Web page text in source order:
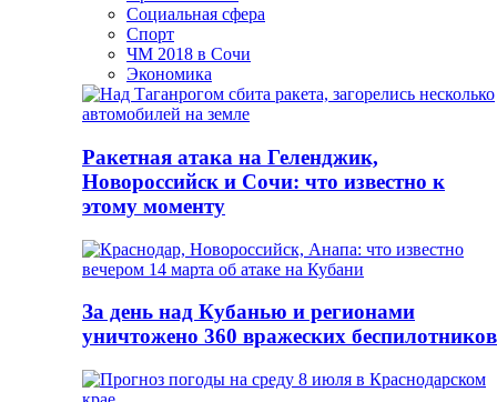
Социальная сфера
Спорт
ЧМ 2018 в Сочи
Экономика
Ракетная атака на Геленджик,
Новороссийск и Сочи: что известно к
этому моменту
За день над Кубанью и регионами
уничтожено 360 вражеских беспилотников